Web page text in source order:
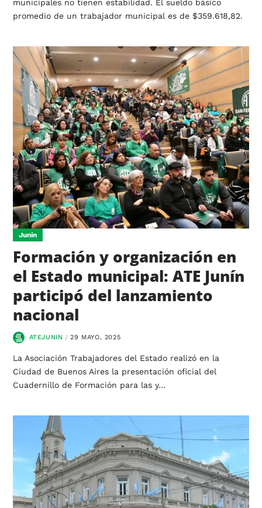
municipales no tienen estabilidad. El sueldo básico
promedio de un trabajador municipal es de $359.618,82.
Junín
Formación y organización en
el Estado municipal: ATE Junín
participó del lanzamiento
nacional
ATEJUNIN 29 MAYO, 2025
La Asociación Trabajadores del Estado realizó en la
Ciudad de Buenos Aires la presentación oficial del
Cuadernillo de Formación para las y…